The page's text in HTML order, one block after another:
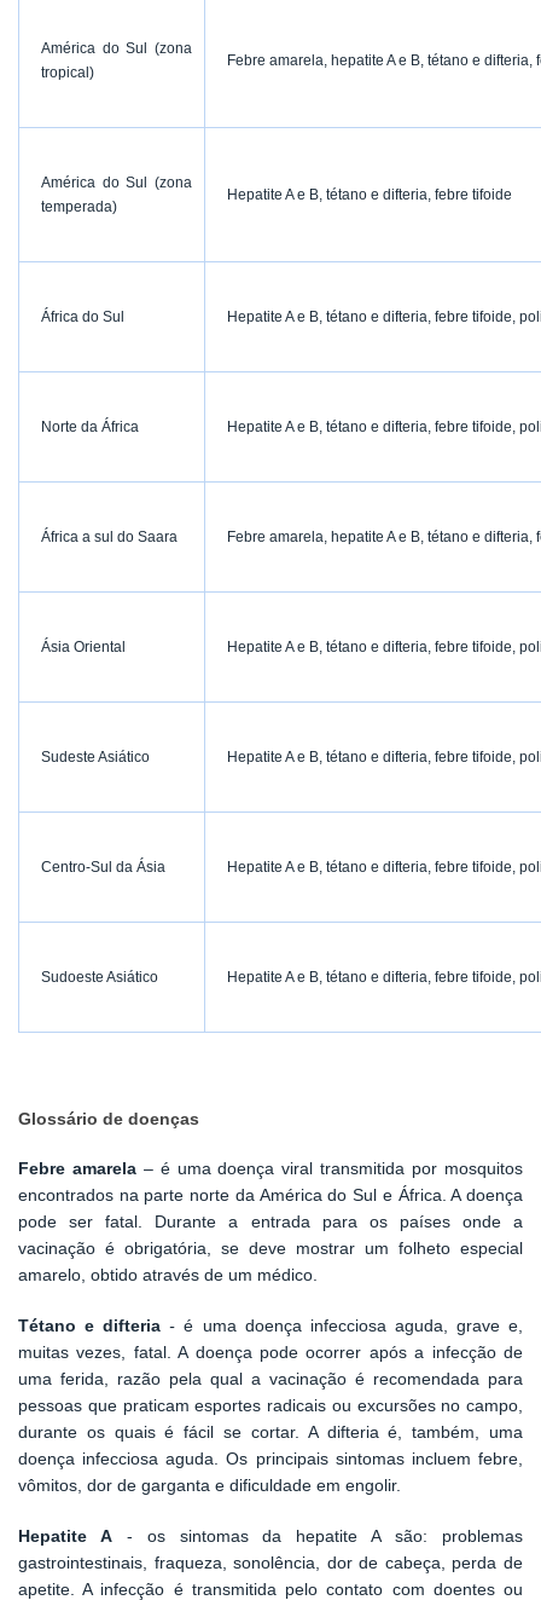
América do Sul (zona
tropical)
Febre amarela, hepatite A e B, tétano e
América do Sul (zona
temperada)
Hepatite A e B, tétano e difteria, febre tifoide
África do Sul Hepatite A e B, tétano e difteria, febre tifoide,
Norte da África Hepatite A e B, tétano e difteria, febre tifoide,
África a sul do Saara Febre amarela, hepatite A e B, tétano e
Ásia Oriental Hepatite A e B, tétano e difteria, febre tifoide,
Sudeste Asiático Hepatite A e B, tétano e difteria, febre tifoide,
Centro-Sul da Ásia Hepatite A e B, tétano e difteria, febre tifoide,
Sudoeste Asiático Hepatite A e B, tétano e difteria, febre tifoide,
Glossário de doenças
Febre amarela– é uma doença viral transmitida por mosquitos
encontrados na parte norte da América do Sul e África. A doença
pode ser fatal. Durante a entrada para os países onde a
vacinação é obrigatória, se deve mostrar um folheto especial
amarelo, obtido através de um médico.
Tétano e difteria - é uma doença infecciosa aguda, grave e,
muitas vezes, fatal. A doença pode ocorrer após a infecção de
uma ferida, razão pela qual a vacinação é recomendada para
pessoas que praticam esportes radicais ou excursões no campo,
durante os quais é fácil se cortar. A difteria é, também, uma
doença infecciosa aguda. Os principais sintomas incluem febre,
vômitos, dor de garganta e dificuldade em engolir.
Hepatite A- os sintomas da hepatite A são: problemas
gastrointestinais, fraqueza, sonolência, dor de cabeça, perda de
apetite. A infecção é transmitida pelo contato com doentes ou